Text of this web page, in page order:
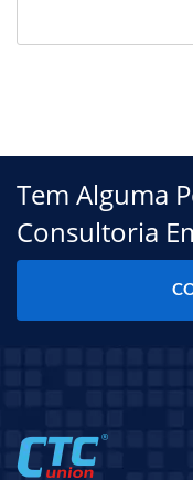
Tem Alguma
Consultoria